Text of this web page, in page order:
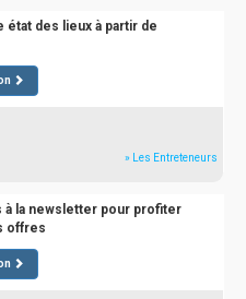
état des lieux à partir de
» Les Entreteneurs
la newsletter pour profiter
offres